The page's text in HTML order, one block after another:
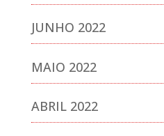
JUNHO 2022
MAIO 2022
ABRIL 2022